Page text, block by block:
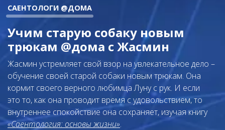
САЕНТОЛОГИ @ДОМА
Учим старую собаку новым
трюкам @дома с Жасмин
Жасмин устремляет свой взор на увлекательное дело –
обучение своей старой собаки новым трюкам. Она
кормит своего верного любимца Луну с рук. И если
это то, как она проводит время с удовольствием, то
внутреннее спокойствие она сохраняет, изучая книгу
«Саентология: основы жизни».